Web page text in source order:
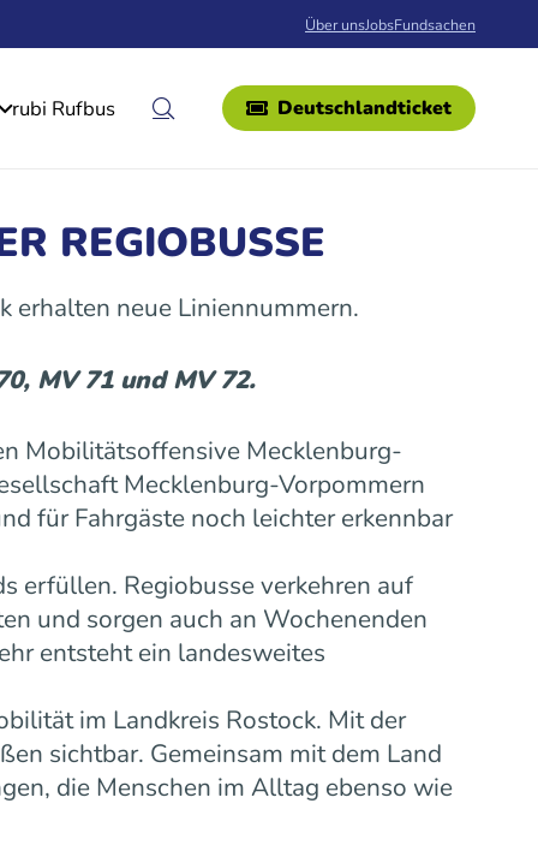
Über unsJobsFundsachen
rubi Rufbus Deutschlandticket
REGIOBUSSE
erhalten neue Liniennummern.
MV 71 und MV 72.
Mobilitätsoffensive Mecklenburg-
Mecklenburg-Vorpommern
für Fahrgäste noch leichter erkennbar
erfüllen. Regiobusse verkehren auf
und sorgen auch an Wochenenden
entsteht ein landesweites
im Landkreis Rostock. Mit der
sichtbar. Gemeinsam mit dem Land
die Menschen im Alltag ebenso wie